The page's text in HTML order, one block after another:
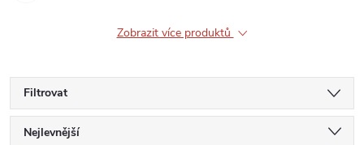
Zobrazit více produktů
Filtrovat
Ř
Nejlevnější